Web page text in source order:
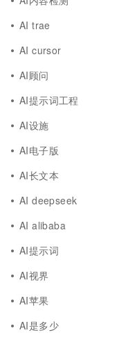
AI trae
AI cursor
AI顾问
AI提示词工程
AI设施
AI电子版
AI长文本
AI deepseek
AI alibaba
AI提示词
AI视界
AI苹果
AI是多少